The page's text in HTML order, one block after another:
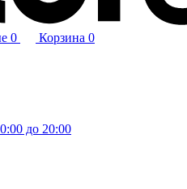
0 Корзина 0
до 20:00